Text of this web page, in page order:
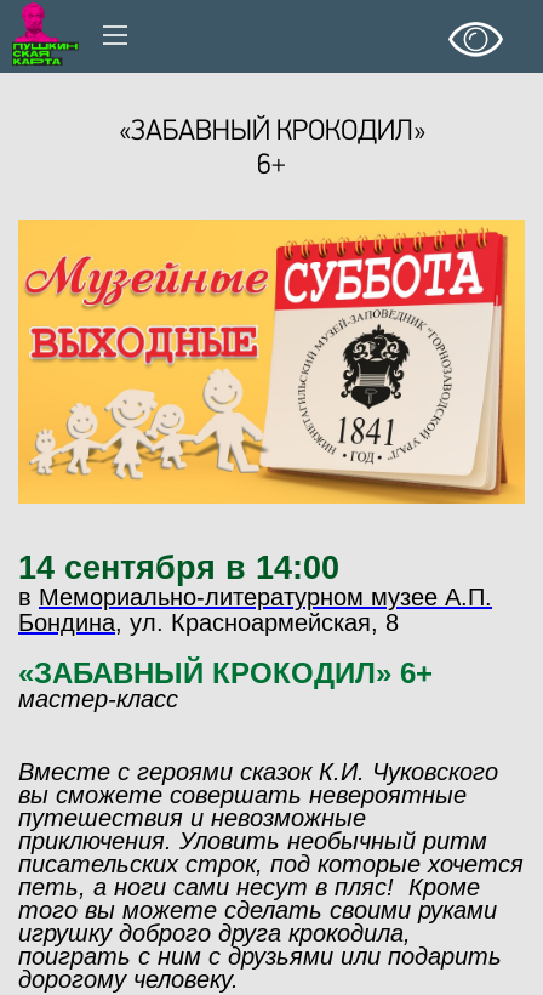
«ЗАБАВНЫЙ КРОКОДИЛ»
6+
14 сентября в 14:00
в Мемориально-литературном музее А.П.
Бондина, ул. Красноармейская, 8
«ЗАБАВНЫЙ КРОКОДИЛ» 6+
мастер-класс
Вместе с героями сказок К.И. Чуковского
вы сможете совершать невероятные
путешествия и невозможные
приключения. Уловить необычный ритм
писательских строк, под которые хочется
петь, а ноги сами несут в пляс! Кроме
того вы можете сделать своими руками
игрушку доброго друга крокодила,
поиграть с ним с друзьями или подарить
дорогому человеку.